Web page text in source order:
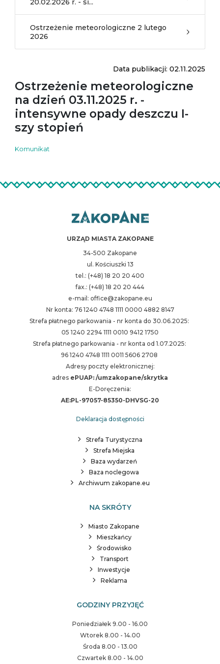
20.02.2026 r. - si...
Ostrzeżenie meteorologiczne 2 lutego
2026
Data publikacji: 02.11.2025
Ostrzeżenie meteorologiczne
na dzień 03.11.2025 r. -
intensywne opady deszczu I-
szy stopień
Komunikat
URZĄD MIASTA ZAKOPANE
34-500 Zakopane
ul. Kościuszki 13
tel.: (+48) 18 20 20 400
fax.: (+48) 18 20 20 444
e-mail: office@zakopane.eu
Nr konta: 76 1240 4748 1111 0000 4882 8147
Strefa płatnego parkowania - nr konta do 30.06.2025:
05 1240 2294 1111 0010 9412 1750
Strefa płatnego parkowania - nr konta od 1.07.2025:
96 1240 4748 1111 0011 5606 2708
Adresy poczty elektronicznej:
adres ePUAP: /umzakopane/skrytka
E-Doręczenia:
AE:PL-97057-85350-DHVSG-20
Deklaracja dostępności
Strefa Turystyczna
Strefa Miejska
Baza wydarzeń
Baza noclegowa
Archiwum zakopane.eu
NA SKRÓTY
Miasto Zakopane
Mieszkańcy
Środowisko
Transport
Inwestycje
Reklama
GODZINY PRZYJĘĆ
Poniedziałek 9.00 - 16.00
Wtorek 8.00 - 14.00
Środa 8.00 - 13.00
Czwartek 8.00 - 14.00